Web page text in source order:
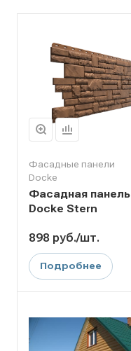
Фасадные панели
Docke
Фасадная панель
Docke Stern
898 руб./шт.
Подробнее